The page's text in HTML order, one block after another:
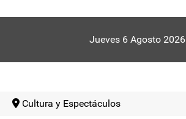
Jueves 6 Agosto 2026
Cultura y Espectáculos